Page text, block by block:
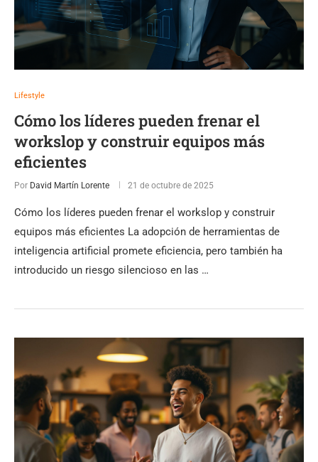
Lifestyle
Cómo los líderes pueden frenar el
workslop y construir equipos más
eficientes
Por David Martín Lorente 21 de octubre de 2025
Cómo los líderes pueden frenar el workslop y construir
equipos más eficientes La adopción de herramientas de
inteligencia artificial promete eficiencia, pero también ha
introducido un riesgo silencioso en las …